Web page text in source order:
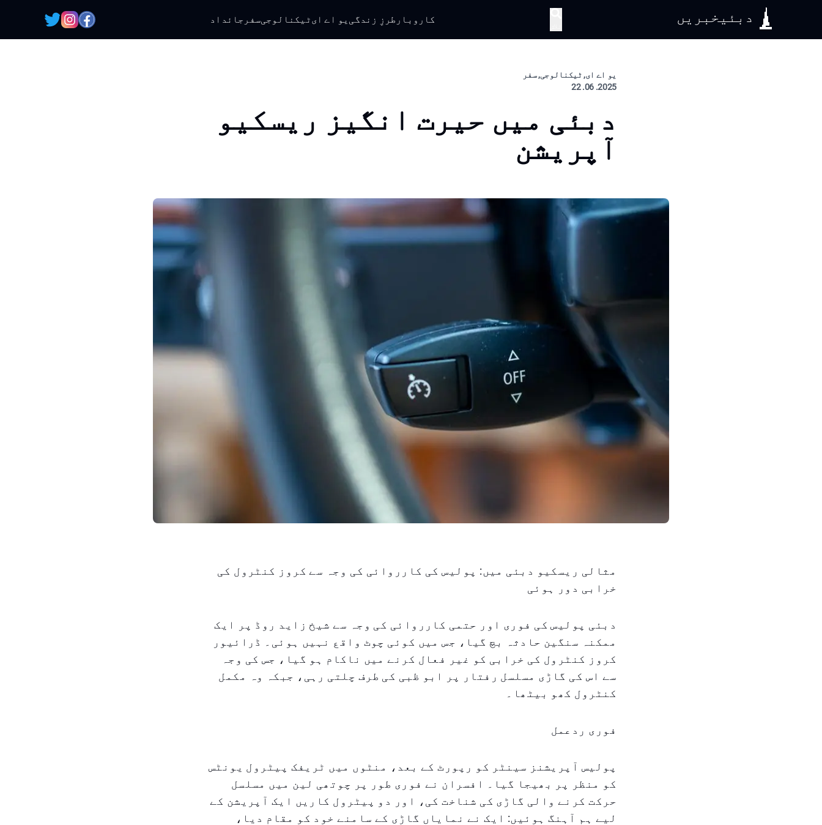
دبئیخبریں کاروبار طرزِ زندگی یو اے ایٹیکنالوجیسفر جائداد
یو اے ای, ٹیکنالوجی, سفر
2025. 06. 22
دبئی میں حیرت انگیز ریسکیو
آپریشن
مثالی ریسکیو دبئی میں: پولیس کی کارروائی کی وجہ سے کروز کنٹرول کی
خرابی دور ہوئی
دبئی پولیس کی فوری اور حتمی کارروائی کی وجہ سے شیخ زاید روڈ پر ایک
ممکنہ سنگین حادثہ بچ گیا، جس میں کوئی چوٹ واقع نہیں ہوئی۔ ڈرائیور
کروز کنٹرول کی خرابی کو غیر فعال کرنے میں ناکام ہو گیا، جس کی وجہ
سے اس کی گاڑی مسلسل رفتار پر ابو ظبی کی طرف چلتی رہی، جبکہ وہ مکمل
کنٹرول کھو بیٹھا۔
فوری ردعمل
پولیس آپریشنز سینٹر کو رپورٹ کے بعد، منٹوں میں ٹریفک پیٹرول یونٹس
کو منظر پر بھیجا گیا۔ افسران نے فوری طور پر چوتھی لین میں مسلسل
حرکت کرنے والی گاڑی کی شناخت کی، اور دو پیٹرول کاریں ایک آپریشن کے
لیے ہم آہنگ ہوئیں: ایک نے نمایاں گاڑی کے سامنے خود کو مقام دیا،